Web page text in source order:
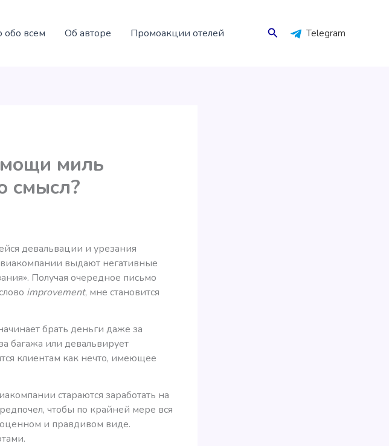
обо всем Об авторе Промоакции отелей Поиск Telegram
миль
смысл?
девальвации и урезания
выдают негативные
Получая очередное письмо
improvement, мне становится
брать деньги даже за
багажа или девальвирует
клиентам как нечто, имеющее
стараются заработать на
чтобы по крайней мере вся
и правдивом виде.